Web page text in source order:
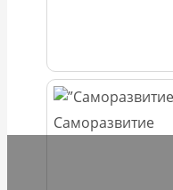
Саморазвитие